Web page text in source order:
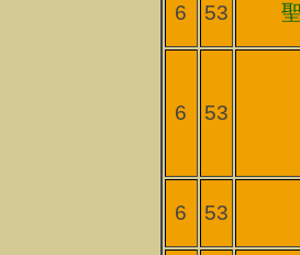
6 53
6 53
6 53